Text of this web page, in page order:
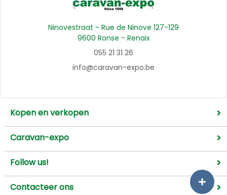
Ninovestraat - Rue de Ninove 127-129
9600 Ronse - Renaix
055 21 31 26
info@caravan-expo.be
Kopen en verkopen
Caravan-expo
Follow us!
Contacteer ons